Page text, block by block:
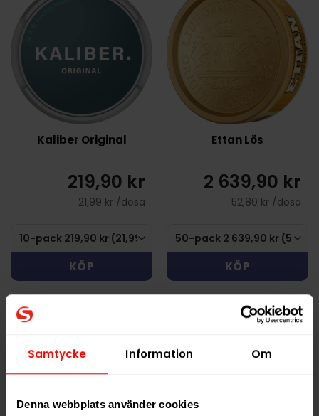
Samtycke Information Om
Denna webbplats använder cookies
Kaliber Original
219,90 kr
21,99 kr /dosa
KÖP
Ettan Lös
2 639,90 kr
52,80 kr /dosa
KÖP